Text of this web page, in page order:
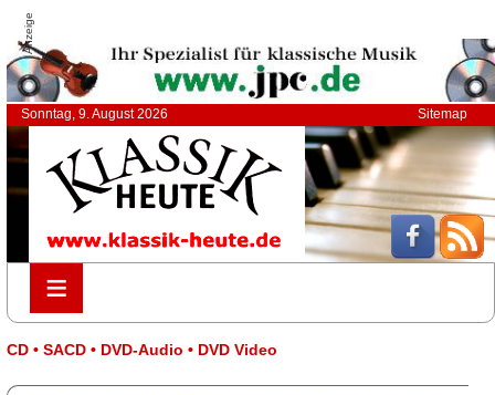
Anzeige
Sonntag, 9. August 2026 Sitemap
≡
≡
CD • SACD • DVD-Audio • DVD Video